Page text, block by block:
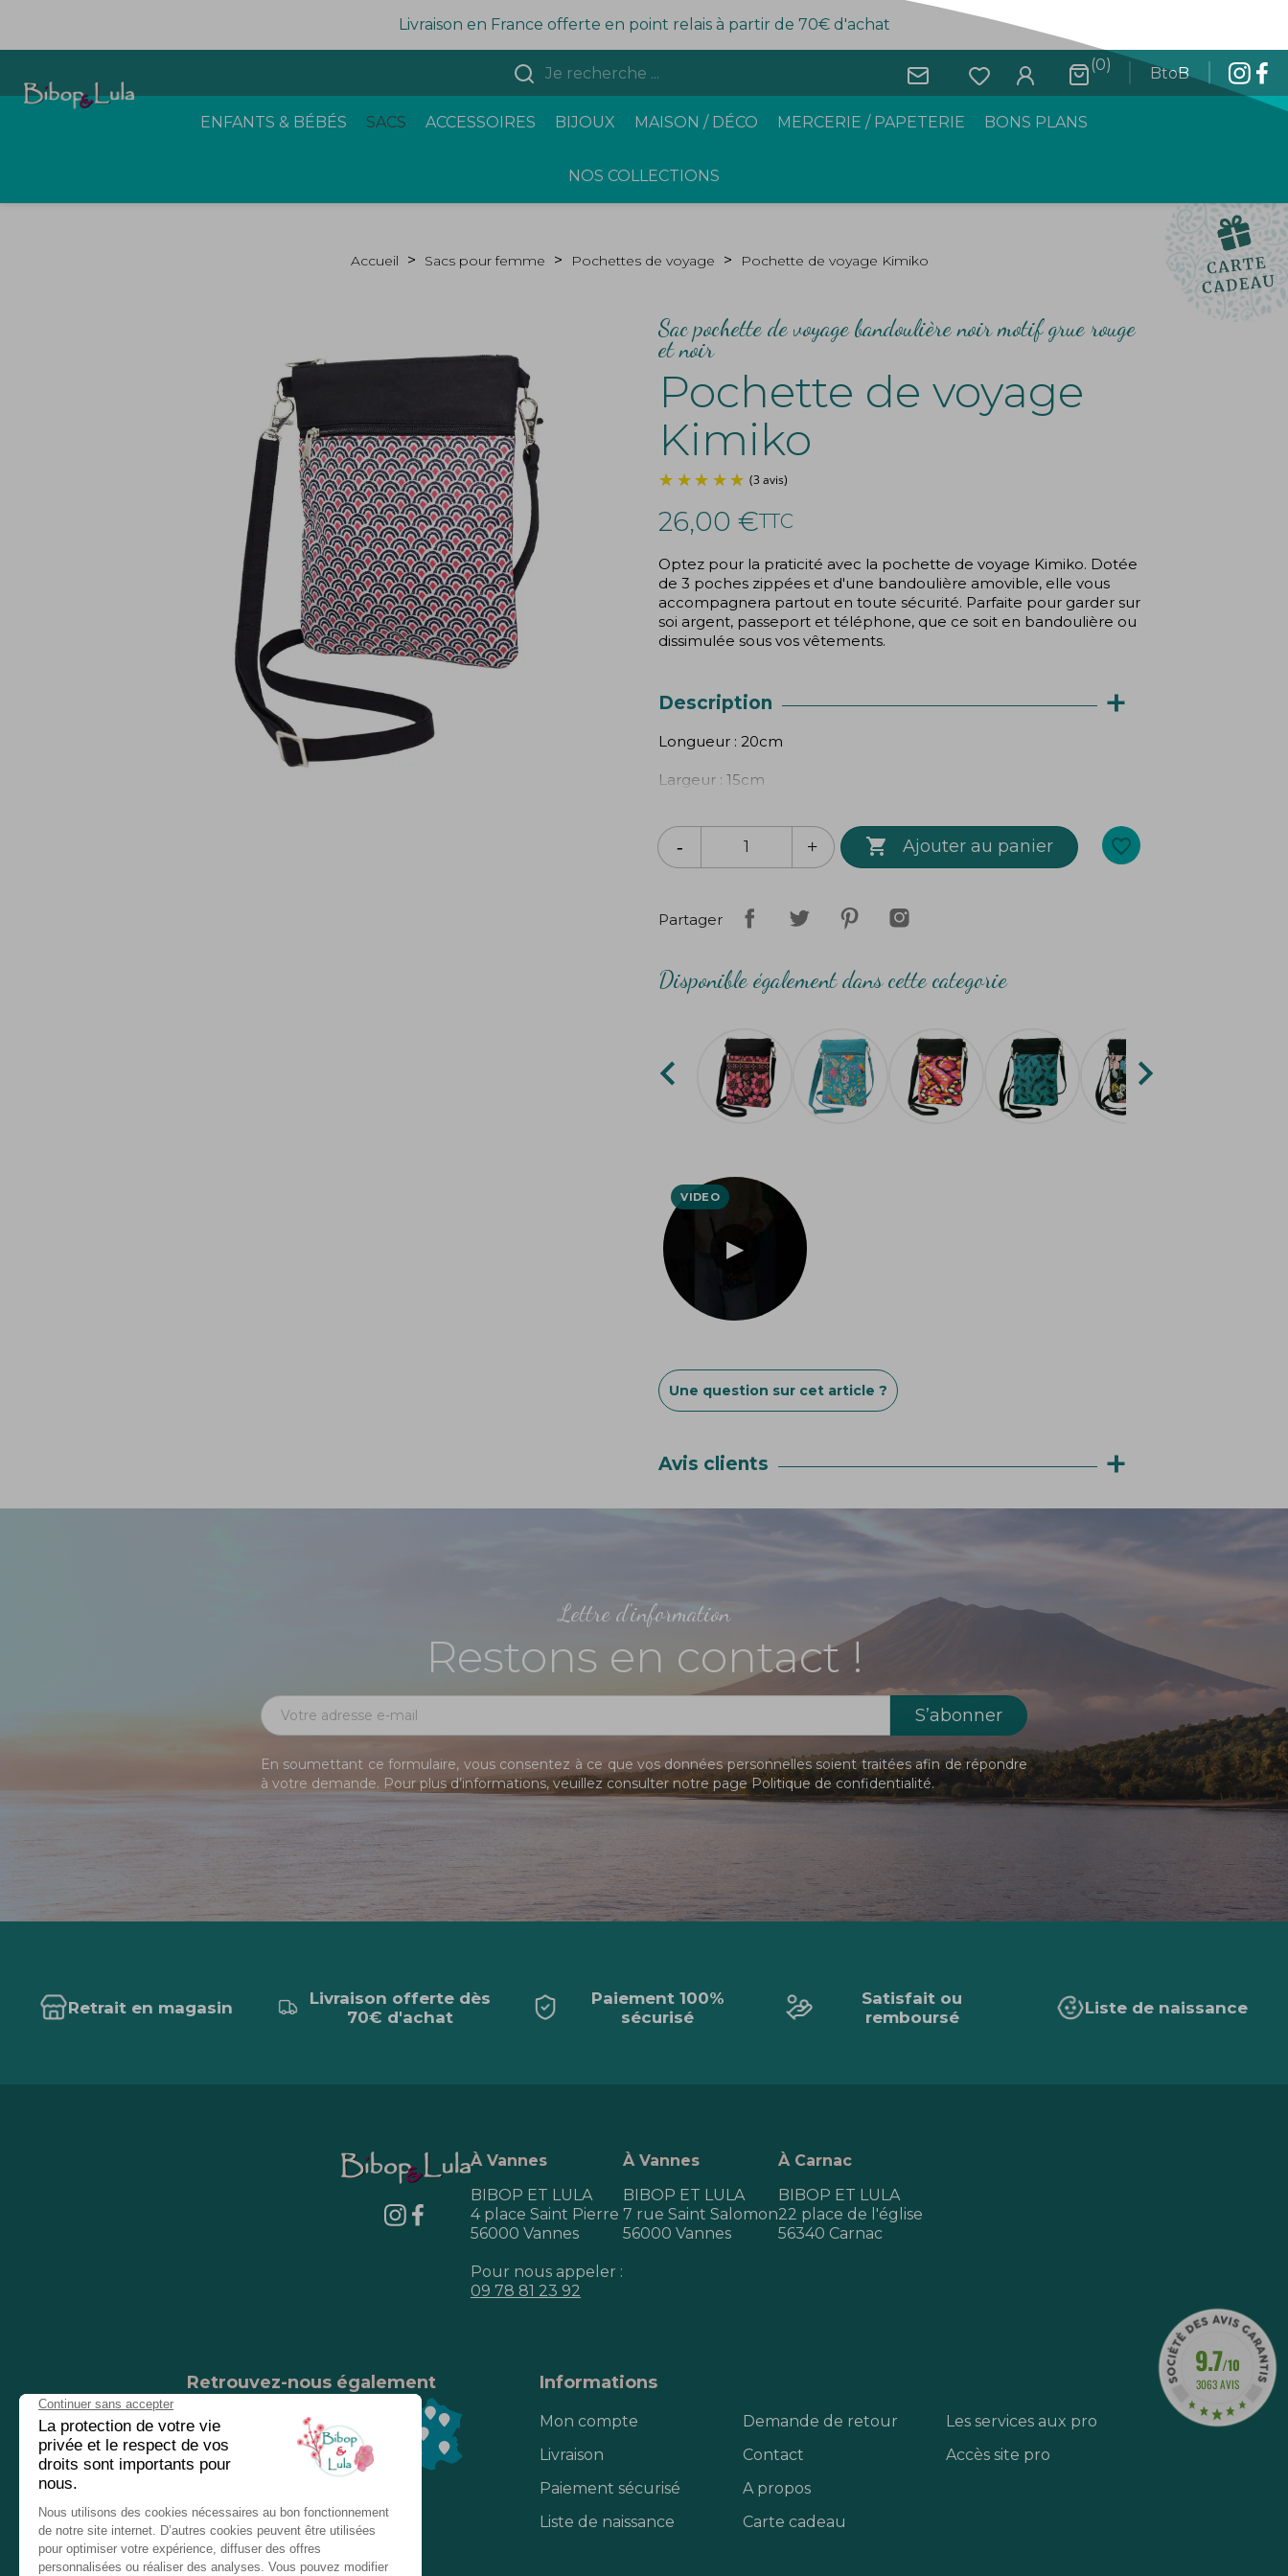
Livraison en France offerte en point relais à partir de 70€ d'achat
(0) BtoB
ENFANTS & BÉBÉS SACS ACCESSOIRES BIJOUX MAISON / DÉCO MERCERIE / PAPETERIE BONS PLANS
NOS COLLECTIONS
Accueil Sacs pour femme Pochettes de voyage Pochette de voyage Kimiko
Sac pochette de voyage bandoulière noir motif grue rouge
et noir
Pochette de voyage
Kimiko
(3 avis)
26,00 €TTC
Optez pour la praticité avec la pochette de voyage Kimiko. Dotée
de 3 poches zippées et d'une bandoulière amovible, elle vous
accompagnera partout en toute sécurité. Parfaite pour garder sur
soi argent, passeport et téléphone, que ce soit en bandoulière ou
dissimulée sous vos vêtements.
Description +
Longueur : 20cm
Largeur : 15cm
Lavable en machine à 30°  Ajouter au panier favorite_border
Partager
Disponible également dans cette categorie
 
Une question sur cet article ?
Avis clients +
Lettre d'information
Restons en contact !
En soumettant ce formulaire, vous consentez à ce que vos données personnelles soient traitées afin de répondre
à votre demande. Pour plus d’informations, veuillez consulter notre pagePolitique de confidentialité.
Retrait en magasin
Livraison offerte dès
70€ d'achat
Paiement 100%
sécurisé
Satisfait ou
remboursé
Liste de naissance
À Vannes
BIBOP ET LULA
4 place Saint Pierre
56000 Vannes
Pour nous appeler :
09 78 81 23 92
À Vannes
BIBOP ET LULA
7 rue Saint Salomon
56000 Vannes
À Carnac
BIBOP ET LULA
22 place de l'église
56340 Carnac
Retrouvez-nous également
Nos magasins
Chez nos revendeurs
Informations
Mon compte
Livraison
Paiement sécurisé
Liste de naissance
Demande de retour
Contact
A propos
Carte cadeau
Les services aux pro
Accès site pro
9.7/10
3063 AVIS